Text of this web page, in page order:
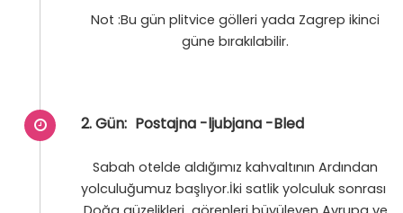
Not :Bu gün plitvice gölleri yada Zagrep ikinci
güne bırakılabilir.
2. Gün: Postajna -ljubjana -Bled
Sabah otelde aldığımız kahvaltının Ardından
yolculuğumuz başlıyor.İki satlik yolculuk sonrası